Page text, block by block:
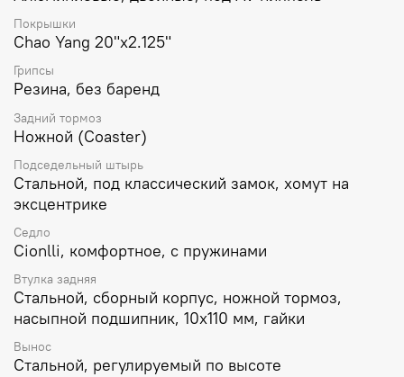
Покрышки
Chao Yang 20"х2.125"
Грипсы
Резина, без баренд
Задний тормоз
Ножной (Coaster)
Подседельный штырь
Стальной, под классический замок, хомут на
эксцентрике
Седло
Cionlli, комфортное, с пружинами
Втулка задняя
Стальной, сборный корпус, ножной тормоз,
насыпной подшипник, 10х110 мм, гайки
Вынос
Стальной, регулируемый по высоте